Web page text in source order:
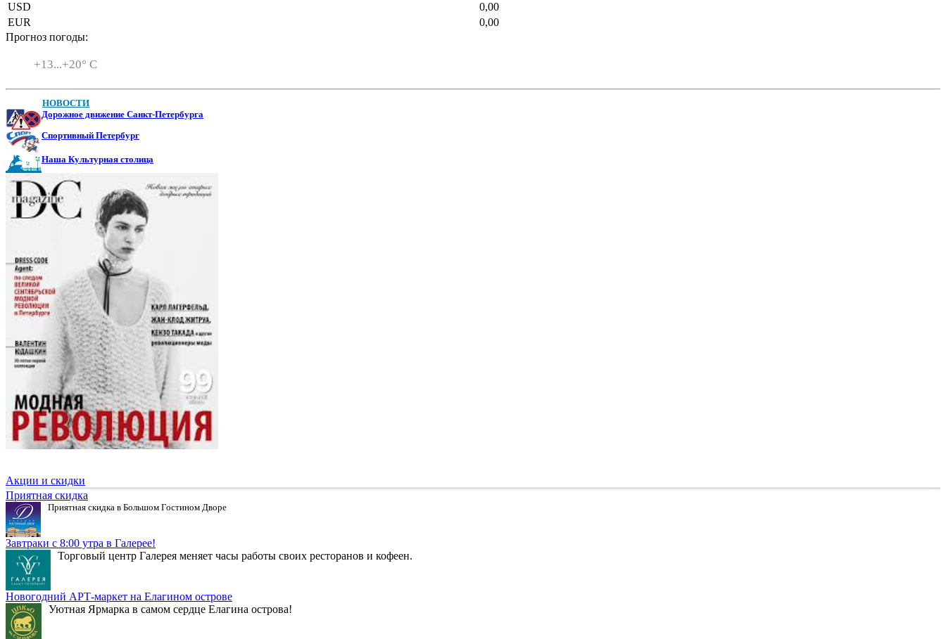
USD
0,00
EUR
0,00
Прогноз погоды:
+13...+20° C
НОВОСТИ
Дорожное движение Санкт-Петербурга
Спортивный Петербург
Наша Культурная столица
Акции и скидки
Приятная скидка
Приятная скидка в Большом Гостином Дворе
Завтраки с 8:00 утра в Галерее!
Торговый центр Галерея меняет часы работы своих ресторанов и кофеен.
Новогодний АРТ-маркет на Елагином острове
Уютная Ярмарка в самом сердце Елагина острова!